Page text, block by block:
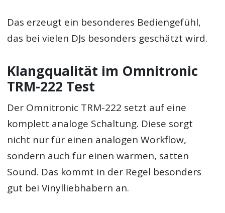
Das erzeugt ein besonderes Bediengefühl,
das bei vielen DJs besonders geschätzt wird.
Klangqualität im Omnitronic
TRM-222 Test
Der Omnitronic TRM-222 setzt auf eine
komplett analoge Schaltung. Diese sorgt
nicht nur für einen analogen Workflow,
sondern auch für einen warmen, satten
Sound. Das kommt in der Regel besonders
gut bei Vinylliebhabern an.